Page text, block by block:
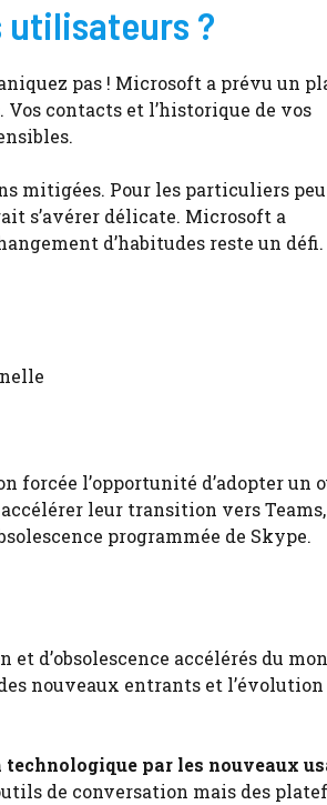
utilisateurs ?
pas ! Microsoft a prévu un
contacts et l’historique de vos
mitigées. Pour les particuliers peu
s’avérer délicate. Microsoft a
d’habitudes reste un défi.
l’opportunité d’adopter un
leur transition vers
programmée de Skype.
d’obsolescence accélérés du
nouveaux entrants et
par les nouveaux
de conversation mais des